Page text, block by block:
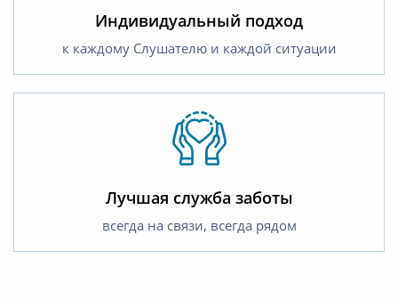
Индивидуальный подход
к каждому Слушателю и каждой ситуации
Лучшая служба заботы
всегда на связи, всегда рядом